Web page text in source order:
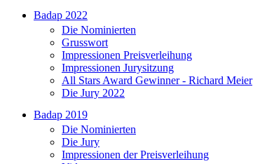
Badap 2022
Die Nominierten
Grusswort
Impressionen Preisverleihung
Impressionen Jurysitzung
All Stars Award Gewinner - Richard Meier
Die Jury 2022
Badap 2019
Die Nominierten
Die Jury
Impressionen der Preisverleihung